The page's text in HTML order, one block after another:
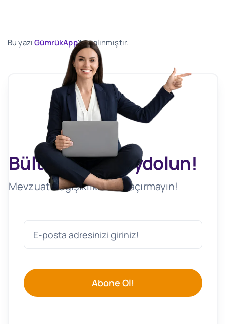
Bu yazıGümrükApp'ten alınmıştır.
Bültenimize Kaydolun!
Mevzuat Değişikliklerini Kaçırmayın!
Abone Ol!